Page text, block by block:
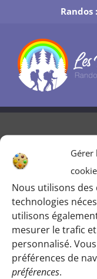
Randos :
Gérer
Nous utilisons des
technologies
utilisons
mesurer le trafic
personnalisé.
préférences de
préférences.
contenu
Blandy les
Par Mélanie M 25